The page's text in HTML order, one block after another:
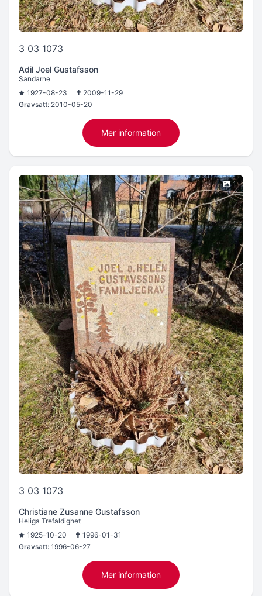
3 03 1073
Adil Joel Gustafsson
Sandarne
1927-08-23
2009-11-29
Gravsatt: 2010-05-20
Mer information
1
3 03 1073
Christiane Zusanne Gustafsson
Heliga Trefaldighet
1925-10-20
1996-01-31
Gravsatt: 1996-06-27
Mer information